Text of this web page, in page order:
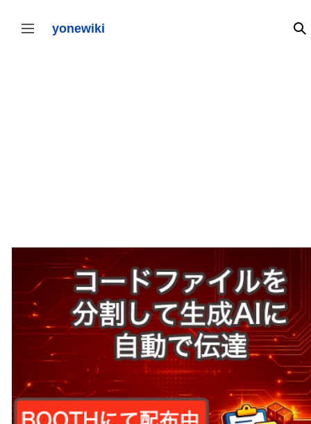
テ
サイドバーの切り替え yonewiki 検